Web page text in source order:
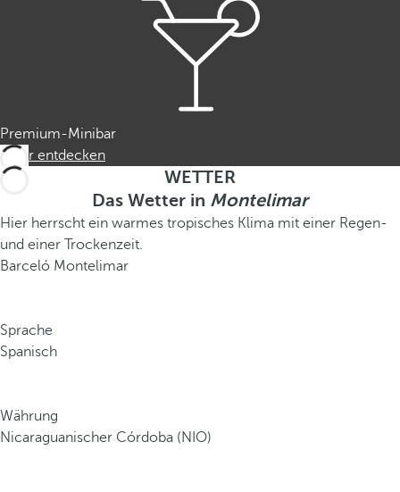
Premium-Minibar
Mehr entdecken
WETTER
Das Wetter in Montelimar
Hier herrscht ein warmes tropisches Klima mit einer Regen-
und einer Trockenzeit.
Barceló Montelimar
Sprache
Spanisch
Währung
Nicaraguanischer Córdoba (NIO)